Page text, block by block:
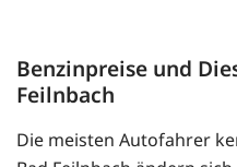
Benzinpreise und
Feilnbach
Die meisten Autofahrer